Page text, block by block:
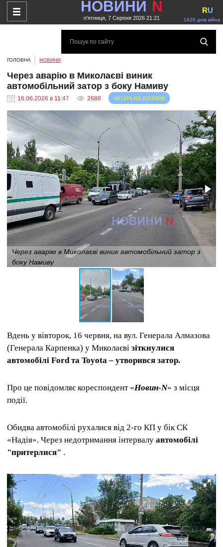
НОВИНИ N
п'ятниця, 7 Серпня 2026 21:21 1626 днів війни
RU
ГОЛОВНА НОВИНИ
Через аварію в Миколаєві виник
автомобільний затор з боку Намиву
16.06.2026 в 11:47 2688 читать на русском
Через аварію в Миколаєві виник автомобільний затор з
боку Намиву
Вдень у вівторок, 16 червня, на вул. Генерала Алмазова
(Генерала Карпенка) у Миколаєві зіткнулися
автомобілі Ford та Toyota – утворився затор.
Про це повідомляє кореспондент «Новин-N» з місця
події.
Обидва автомобілі рухалися від 2-го КП у бік СК
«Надія». Через недотримання інтервалу автомобілі
"притерлися" .